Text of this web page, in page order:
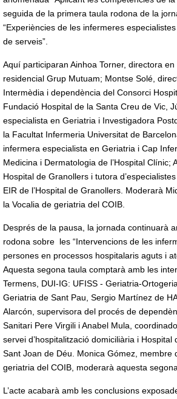
seguida de la primera taula rodona de la
“Experiències de les infermeres
de serveis”.
Aquí participaran Ainhoa Torner, directora en
residencial Grup Mutuam; Montse Solé,
Intermèdia i dependència del Consorci
Fundació Hospital de la Santa Creu de Vic,
especialista en Geriatria i Investigadora
la Facultat Infermeria Universitat de
infermera especialista en Geriatria i Cap
Medicina i Dermatologia de l’Hospital Clínic;
Hospital de Granollers i tutora
EIR de l’Hospital de Granollers. Moderarà
la Vocalia de geriatria del COIB.
Després de la pausa, la jornada continuarà
rodona sobre les “Intervencions de les
persones en processos hospitalaris aguts i
Aquesta segona taula comptarà amb les
Termens, DUI-IG: UFISS - Geriatria-
Geriatria de Sant Pau, Sergio Martínez de
Alarcón, supervisora del procés de
Sanitari Pere Virgili i Anabel Mula,
servei d’hospitalització domiciliària i Hospital
Sant Joan de Déu. Monica Gómez, membre
geriatria del COIB, moderarà aquesta
L’acte acabarà amb les conclusions